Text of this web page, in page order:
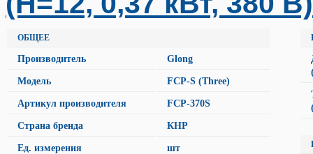
ОБЩЕЕ
Производитель Glong
Модель FCP-S (Three)
Артикул производителя FCP-370S
Страна бренда КНР
Ед. измерения шт